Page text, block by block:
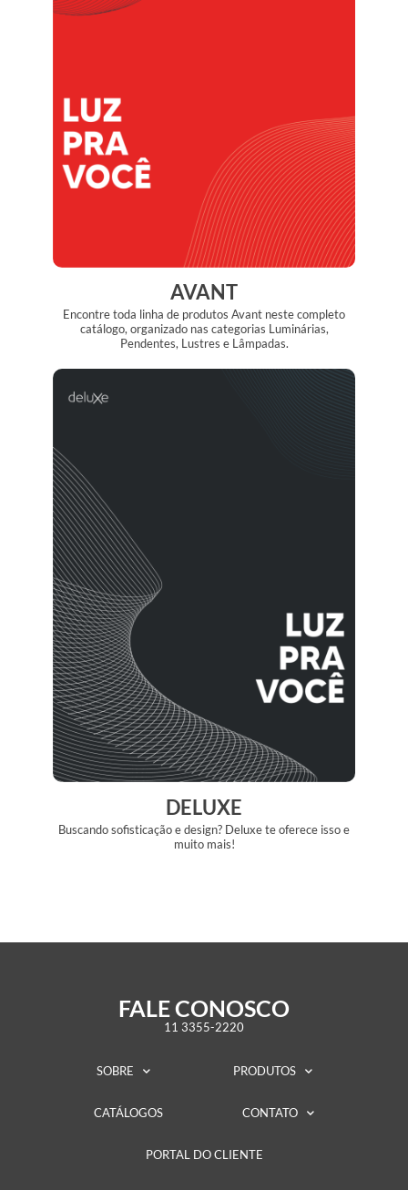
AVANT
Encontre toda linha de produtos Avant neste completo
catálogo, organizado nas categorias Luminárias,
Pendentes, Lustres e Lâmpadas.
DELUXE
Buscando sofisticação e design? Deluxe te oferece isso e
muito mais!
FALE CONOSCO
11 3355-2220
SOBRE PRODUTOS
CATÁLOGOS CONTATO
PORTAL DO CLIENTE